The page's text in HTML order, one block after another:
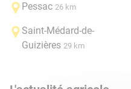
Pessac 26 km
Saint-Médard-de-
Guizières 29 km